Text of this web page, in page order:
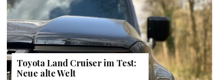
Toyota Land Cruiser im Test:
Neue alte Welt